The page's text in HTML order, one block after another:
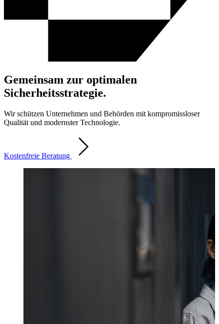
Gemeinsam zur optimalen
Sicherheitsstrategie.
Wir schützen Unternehmen und Behörden mit kompromissloser
Qualität und modernster Technologie.
Kostenfreie Beratung